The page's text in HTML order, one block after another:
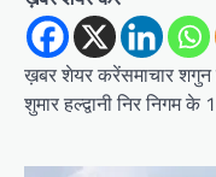
ख़बर शेयर करेंसमाचार शगुन
शुमार हल्द्वानी निर निगम